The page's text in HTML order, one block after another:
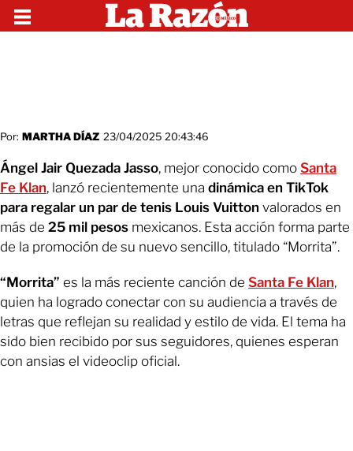
Por: MARTHA DÍAZ 23/04/2025 20:43:46
Ángel Jair Quezada Jasso, mejor conocido como Santa
Fe Klan, lanzó recientemente una dinámica en TikTok
para regalar un par de tenis Louis Vuitton valorados en
más de 25 mil pesos mexicanos. Esta acción forma parte
de la promoción de su nuevo sencillo, titulado “Morrita”.
“Morrita” es la más reciente canción de Santa Fe Klan,
quien ha logrado conectar con su audiencia a través de
letras que reflejan su realidad y estilo de vida. El tema ha
sido bien recibido por sus seguidores, quienes esperan
con ansias el videoclip oficial.